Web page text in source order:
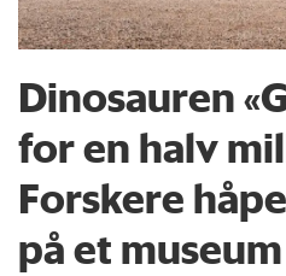
Dinosauren
for en halv
Forskere
på et museum